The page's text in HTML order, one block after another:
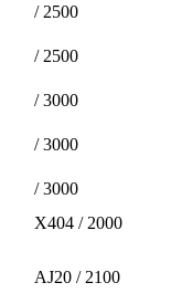
/ 2500
/ 2500
/ 3000
/ 3000
/ 3000
X404 / 2000
AJ20 / 2100